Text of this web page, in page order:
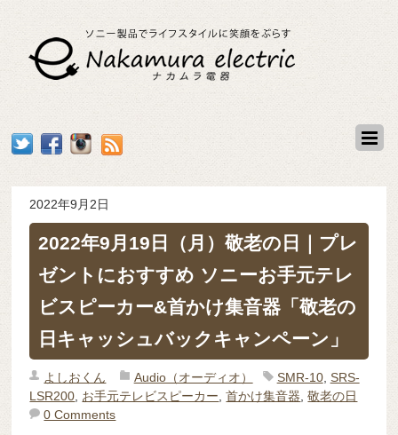
2022年9月2日
2022年9月19日（月）敬老の日｜プレ
ゼントにおすすめ ソニーお手元テレ
ビスピーカー&首かけ集音器「敬老の
日キャッシュバックキャンペーン」
よしおくん Audio（オーディオ） SMR-10, SRS-
LSR200 お手元テレビスピーカー ,首かけ集音器 ,敬老の日
0 Comments